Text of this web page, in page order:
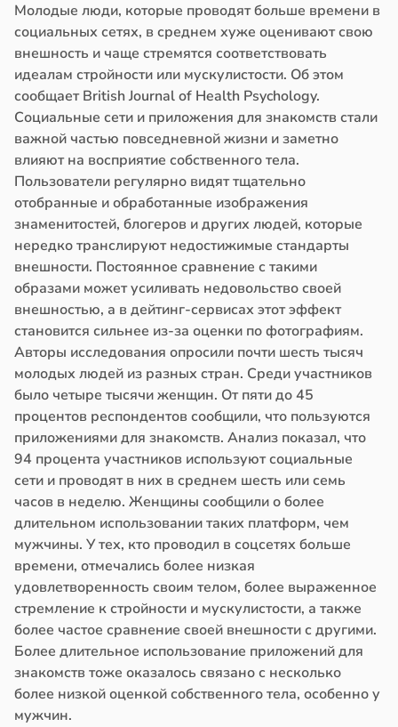
Молодые люди, которые проводят больше времени в
социальных сетях, в среднем хуже оценивают свою
внешность и чаще стремятся соответствовать
идеалам стройности или мускулистости. Об этом
сообщает British Journal of Health Psychology.
Социальные сети и приложения для знакомств стали
важной частью повседневной жизни и заметно
влияют на восприятие собственного тела.
Пользователи регулярно видят тщательно
отобранные и обработанные изображения
знаменитостей, блогеров и других людей, которые
нередко транслируют недостижимые стандарты
внешности. Постоянное сравнение с такими
образами может усиливать недовольство своей
внешностью, а в дейтинг-сервисах этот эффект
становится сильнее из-за оценки по фотографиям.
Авторы исследования опросили почти шесть тысяч
молодых людей из разных стран. Среди участников
было четыре тысячи женщин. От пяти до 45
процентов респондентов сообщили, что пользуются
приложениями для знакомств. Анализ показал, что
94 процента участников используют социальные
сети и проводят в них в среднем шесть или семь
часов в неделю. Женщины сообщили о более
длительном использовании таких платформ, чем
мужчины. У тех, кто проводил в соцсетях больше
времени, отмечались более низкая
удовлетворенность своим телом, более выраженное
стремление к стройности и мускулистости, а также
более частое сравнение своей внешности с другими.
Более длительное использование приложений для
знакомств тоже оказалось связано с несколько
более низкой оценкой собственного тела, особенно у
мужчин.